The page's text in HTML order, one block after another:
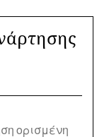
ορισμένη